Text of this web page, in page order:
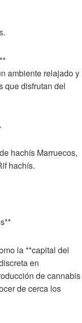
ambiente relajado y
que disfrutan del
hachís Marruecos,
hachís.
la **capital del
en
de cannabis
de cerca los